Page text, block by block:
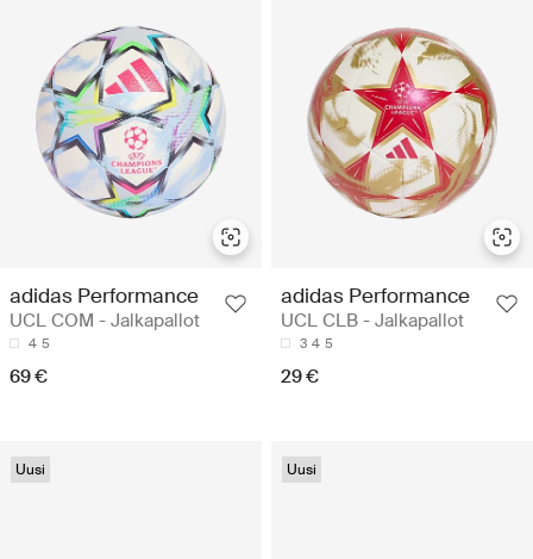
adidas Performance
UCL COM - Jalkapallot
4 5
69 €
adidas Performance
UCL CLB - Jalkapallot
3 4 5
29 €
Uusi Uusi